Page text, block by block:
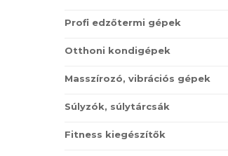
Profi edzőtermi gépek
Otthoni kondigépek
Masszírozó, vibrációs gépek
Súlyzók, súlytárcsák
Fitness kiegészítők